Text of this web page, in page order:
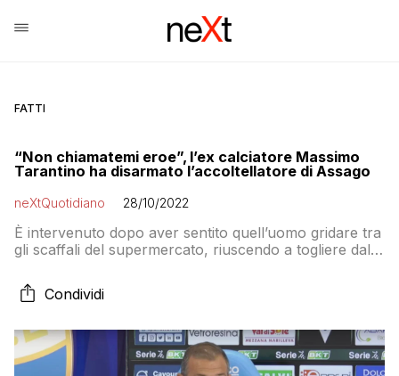
FATTI
“Non chiamatemi eroe”, l’ex calciatore Massimo
Tarantino ha disarmato l’accoltellatore di Assago
neXtQuotidiano 28/10/2022
È intervenuto dopo aver sentito quell’uomo gridare tra
gli scaffali del supermercato, riuscendo a togliere dalla
Condividi